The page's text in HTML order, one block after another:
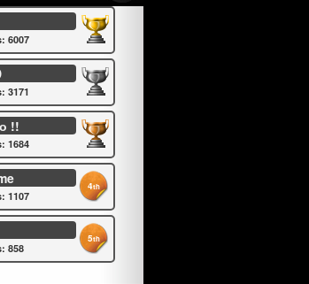
6007
3171
!!
1684
1107
4th
858
5th